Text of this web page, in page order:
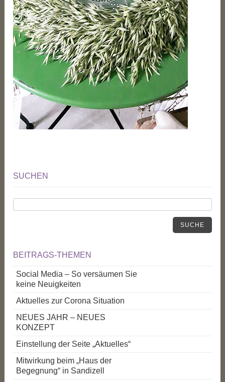
SUCHEN
SUCHE
BEITRAGS-THEMEN
Social Media – So versäumen Sie
keine Neuigkeiten
Aktuelles zur Corona Situation
NEUES JAHR – NEUES
KONZEPT
Einstellung der Seite „Aktuelles“
Mitwirkung beim „Haus der
Begegnung“ in Sandizell